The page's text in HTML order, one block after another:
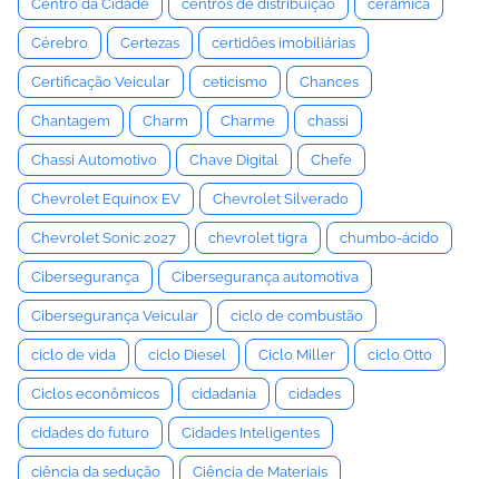
Centro da Cidade centros de distribuição cerâmica
Cérebro Certezas certidões imobiliárias
Certificação Veicular ceticismo Chances
Chantagem Charm Charme chassi
Chassi Automotivo Chave Digital Chefe
Chevrolet Equinox EV Chevrolet Silverado
Chevrolet Sonic 2027 chevrolet tigra chumbo-ácido
Cibersegurança Cibersegurança automotiva
Cibersegurança Veicular ciclo de combustão
ciclo de vida ciclo Diesel Ciclo Miller ciclo Otto
Ciclos econômicos cidadania cidades
cidades do futuro Cidades Inteligentes
ciência da sedução Ciência de Materiais